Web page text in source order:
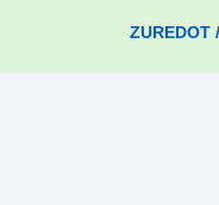
ZUREDOT